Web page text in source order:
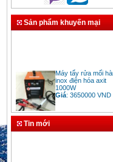
Sản phẩm khuyến mại
Máy tẩy rửa mối hàn
inox điện hóa axit
1000W
Giá:3650000
Tin mới